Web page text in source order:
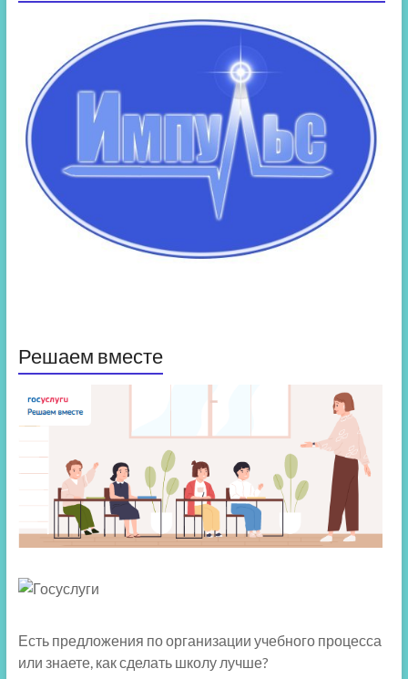
Решаем вместе
Есть предложения по организации учебного процесса
или знаете, как сделать школу лучше?